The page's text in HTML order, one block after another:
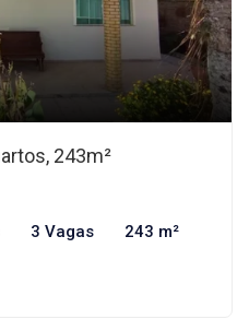
243m²
3 Vagas 243 m²